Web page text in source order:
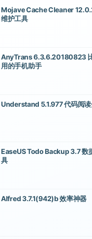
Mojave Cache Cleaner
维护工具
AnyTrans 6.3.6.20180823
用的手机助手
Understand 5.1.977 代码阅
EaseUS Todo Backup 3.7 数
具
Alfred 3.7.1(942)b 效率神器